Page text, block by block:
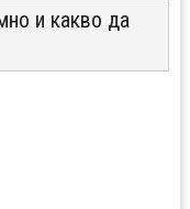
и какво да